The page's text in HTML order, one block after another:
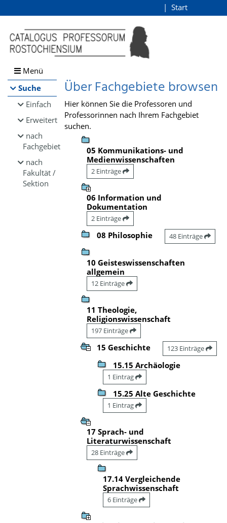
Browsen
direkt zum Inhalt
Start
Menü
Suche
Einfach
Erweitert
nach
Fachgebiet
nach
Fakultät /
Sektion
Über Fachgebiete browsen
Hier können Sie die Professoren und
Professorinnen nach Ihrem Fachgebiet
suchen.
05 Kommunikations- und
Medienwissenschaften
2 Einträge
06 Information und
Dokumentation
2 Einträge
08 Philosophie 48 Einträge
10 Geisteswissenschaften
allgemein
12 Einträge
11 Theologie,
Religionswissenschaft
197 Einträge
15 Geschichte 123 Einträge
15.15 Archäologie
1 Eintrag
15.25 Alte Geschichte
1 Eintrag
17 Sprach- und
Literaturwissenschaft
28 Einträge
17.14 Vergleichende
Sprachwissenschaft
6 Einträge